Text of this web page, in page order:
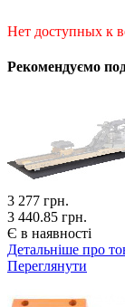
Нет доступных к
Рекомендуємо
3 277 грн.
3 440.85 грн.
Є в наявності
Детальніше про
Переглянути